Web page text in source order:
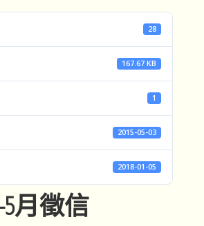
28
167.67 KB
1
2015-05-03
2018-01-05
5月徵信